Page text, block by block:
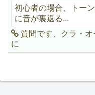
初心者の場合、トー
に音が裏返る...
質問です、クラ・
に